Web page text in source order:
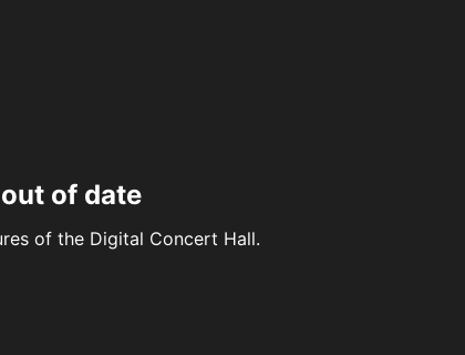
of date
of the Digital Concert Hall.